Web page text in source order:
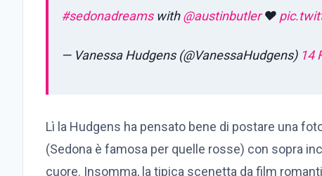
#sedonadreamswith@austinbutler❤️
— Vanessa Hudgens (@VanessaHudgens) 14
Lì la Hudgens ha pensato bene di postare una
(Sedona è famosa per quelle rosse) con sopra
cuore. Insomma, la tipica scenetta da film